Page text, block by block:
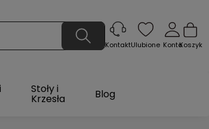
Koszyk
Konto
Ulubione
Kontakt
Stoły i
Krzesła Blog